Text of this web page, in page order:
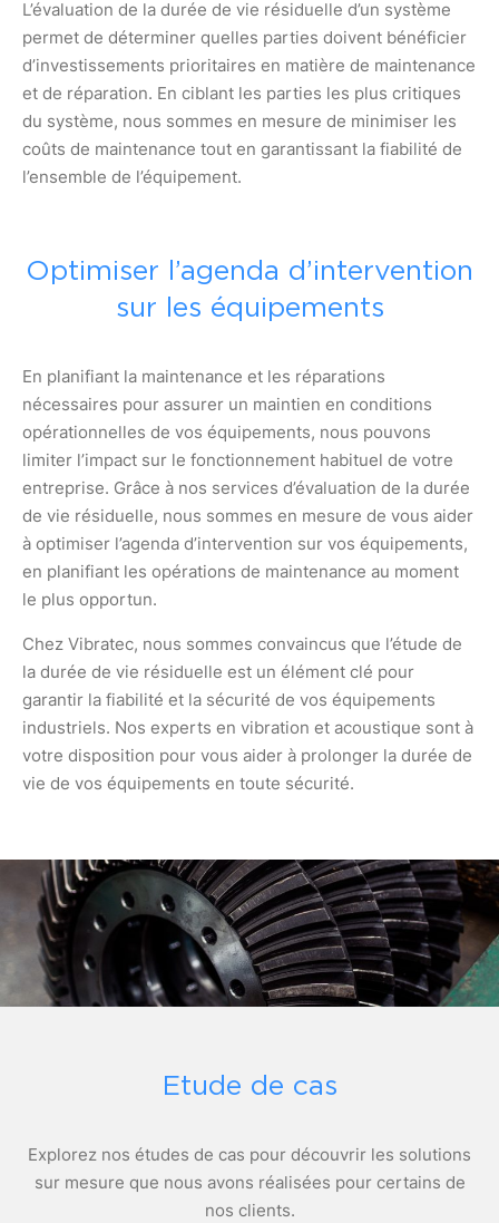
L’évaluation de la durée de vie résiduelle d’un système
permet de déterminer quelles parties doivent bénéficier
d’investissements prioritaires en matière de maintenance
et de réparation. En ciblant les parties les plus critiques
du système, nous sommes en mesure de minimiser les
coûts de maintenance tout en garantissant la fiabilité de
l’ensemble de l’équipement.
Optimiser l’agenda d’intervention
sur les équipements
En planifiant la maintenance et les réparations
nécessaires pour assurer un maintien en conditions
opérationnelles de vos équipements, nous pouvons
limiter l’impact sur le fonctionnement habituel de votre
entreprise. Grâce à nos services d’évaluation de la durée
de vie résiduelle, nous sommes en mesure de vous aider
à optimiser l’agenda d’intervention sur vos équipements,
en planifiant les opérations de maintenance au moment
le plus opportun.
Chez Vibratec, nous sommes convaincus que l’étude de
la durée de vie résiduelle est un élément clé pour
garantir la fiabilité et la sécurité de vos équipements
industriels. Nos experts en vibration et acoustique sont à
votre disposition pour vous aider à prolonger la durée de
vie de vos équipements en toute sécurité.
Etude de cas
Explorez nos études de cas pour découvrir les solutions
sur mesure que nous avons réalisées pour certains de
nos clients.